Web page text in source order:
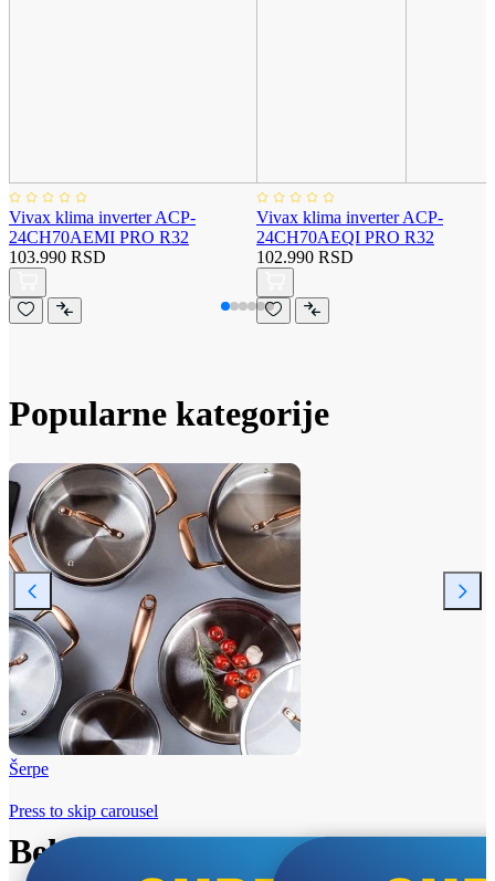
Vivax klima inverter ACP-
24CH70AEMI PRO R32
103.990 RSD
Vivax klima inverter ACP-
24CH70AEQI PRO R32
102.990 RSD
Popularne kategorije
Šerpe
Beko i Tesla super cene
Press to skip carousel